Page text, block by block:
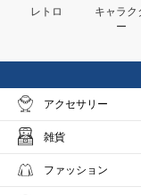
レトロ
キャラク
ー
アクセサリー
雑貨
ファッション